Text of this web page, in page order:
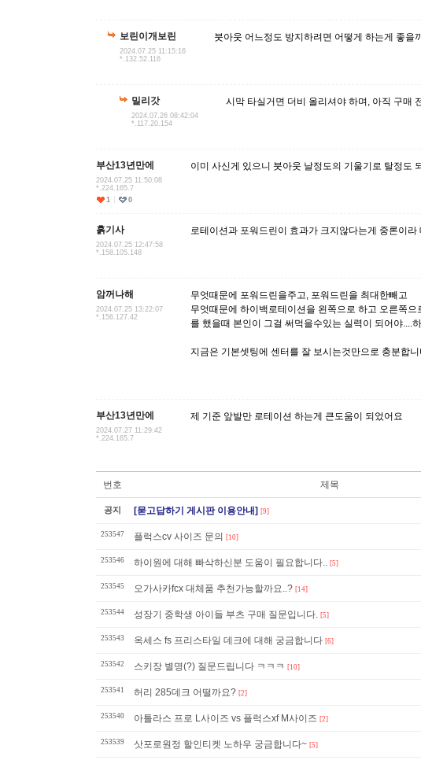
보린이개보린
2024.07.25 11:15:16
*.132.52.116
붓아웃 어느정도 방지하려면 어떻게 하는게 좋을
밀리갓
2024.07.26 08:42:04
*.117.20.154
시막 타실거면 더비 올리셔야 하며, 아직 구매
부산13년만에
2024.07.25 11:50:08
*.224.165.7
1
0
이미 사신게 있으니 붓아웃 날정도의 기울기로 탈정도
흙기사
2024.07.25 12:47:58
*.158.105.148
로테이션과 포워드린이 효과가 크지않다는게 중론이
암꺼나해
2024.07.25 13:22:07
*.156.127.42
무엇때문에 포워드린을주고, 포워드린을 최대한빼고
무엇때문에 하이백로테이션을 왼쪽으로 하고 오른쪽으
를 했을때 본인이 그걸 써먹을수있는 실력이 되어야....
지금은 기본셋팅에 센터를 잘 보시는것만으로 충분합니
부산13년만에
2024.07.27 11:29:42
*.224.165.7
제 기준 앞발만 로테이션 하는게 큰도움이 되었어요
번호 제목
공지 [묻고답하기 게시판 이용안내] [9]
253547 플럭스cv 사이즈 문의 [10]
253546 하이원에 대해 빠삭하신분 도움이 필요합니다.. [5]
253545 오가사카fcx 대체품 추천가능할까요..? [14]
253544 성장기 중학생 아이들 부츠 구매 질문입니다. [5]
253543 옥세스 fs 프리스타일 데크에 대해 궁금합니다 [6]
253542 스키장 별명(?) 질문드립니다 ㅋㅋㅋ [10]
253541 허리 285데크 어떨까요? [2]
253540 아틀라스 프로 L사이즈 vs 플럭스xf M사이즈 [2]
253539 삿포로원정 할인티켓 노하우 궁금합니다~ [5]